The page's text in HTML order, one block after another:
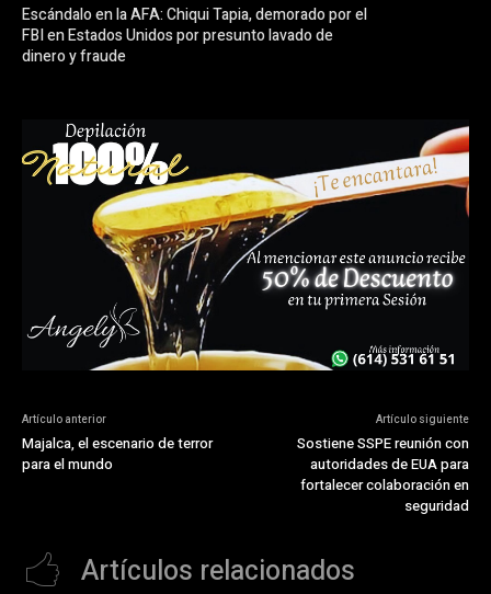
Escándalo en la AFA: Chiqui Tapia, demorado por el
FBI en Estados Unidos por presunto lavado de
dinero y fraude
Artículo anterior
Majalca, el escenario de terror
para el mundo
Artículo siguiente
Sostiene SSPE reunión con
autoridades de EUA para
fortalecer colaboración en
seguridad
Artículos relacionados